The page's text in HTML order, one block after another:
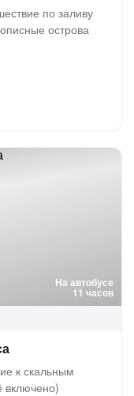
по заливу
острова
На автобусе
11 часов
к скальным
включено)